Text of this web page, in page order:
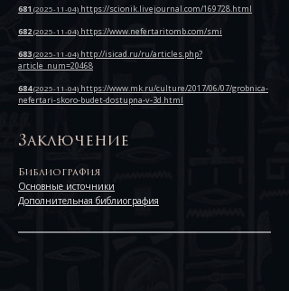
681 (2025-11-04) https://scionik.livejournal.com/169728.html
682(2025-11-04) https://www.nefertaritomb.com/smi
683(2025-11-04) http://isicad.ru/ru/articles.php?
article_num=20468
684(2025-11-04) https://www.mk.ru/culture/2017/06/07/grobnica-
nefertari-skoro-budet-dostupna-v-3d.html
Заключение
Библиография
Основные источники
Дополнительная библиография